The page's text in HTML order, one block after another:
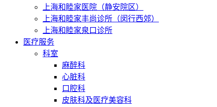
上海和睦家医院（静安院区）
上海和睦家丰尚诊所（闵行西郊）
上海和睦家泉口诊所
医疗服务
科室
麻醉科
心脏科
口腔科
皮肤科及医疗美容科